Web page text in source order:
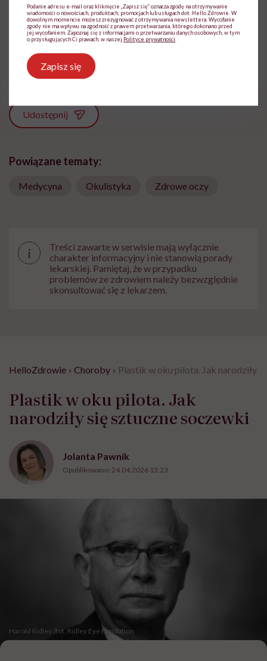
licznych trójmiejskich szpitalach. Interesuję
się funkcjonowaniem ludzkiego organizmu
zarówno od jego fizycznej, jak i psychicznej
Zobacz profil
Udostępnij
Powiązane tematy:
Medycyna Okulistyka Zdrowe oczy
i
Treści zawarte w serwisie mają wyłącznie
charakter informacyjny i nie stanowią porady
lekarskiej. Pamiętaj, że w przypadku
problemów ze zdrowiem należy bezwzględnie
skonsultować się z lekarzem.
HelloZdrowie › Choroby › Plastik w oku pilota. Jak narodziły
Plastik w oku pilota. Jak
narodziły się sztuczne soczewki
Jolanta Pawnik
Opublikowano: 24.04.2026 13:23
Harold Ridley /fot. Ridley Eye Fondation
Podanie adresu e-mail oraz kliknięcie „Zapisz się” oznacza zgodę na otrzymywanie
wiadomości o nowościach, produktach, promocjach lub usługach dot. Hello Zdrowie. W
dowolnym momencie możesz zrezygnować z otrzymywania newslettera. Wycofanie
zgody nie ma wpływu na zgodność z prawem przetwarzania, którego dokonano przed
jej wycofaniem. Zapoznaj się z informacjami o przetwarzaniu danych osobowych, w tym
o przysługujących Ci prawach, w naszej Polityce prywatności
Zapisz się